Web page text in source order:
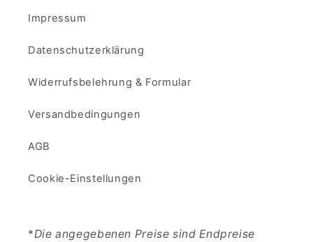
Impressum
Datenschutzerklärung
Widerrufsbelehrung & Formular
Versandbedingungen
AGB
Cookie-Einstellungen
*Die angegebenen Preise sind Endpreise